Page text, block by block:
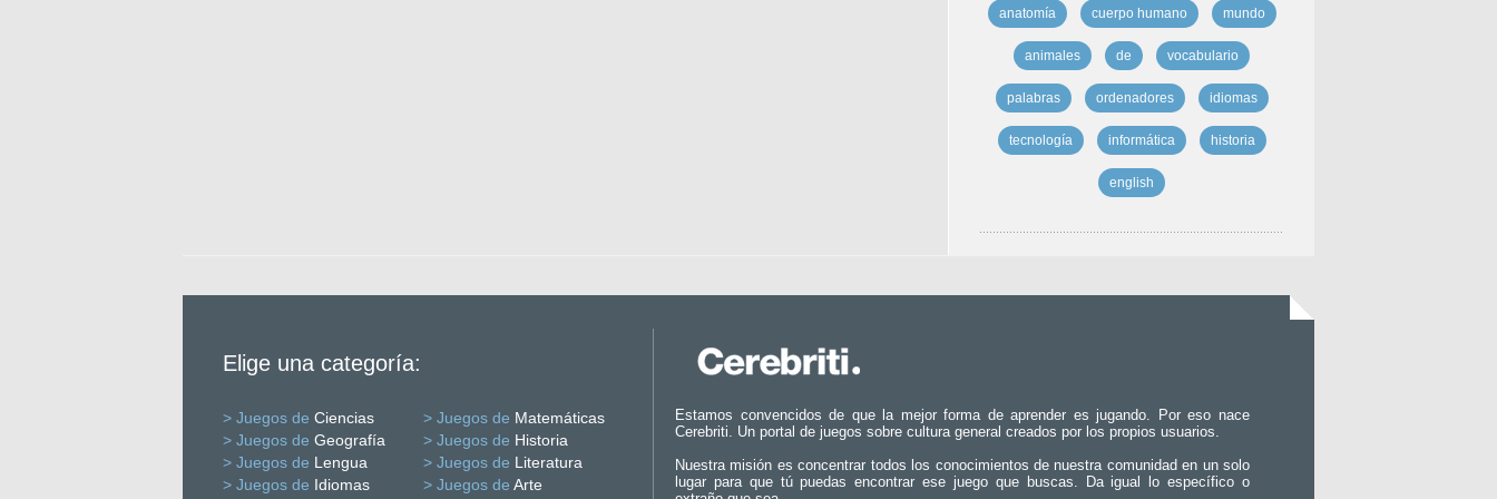
anatomía cuerpo humano mundo
animales de vocabulario
palabras ordenadores idiomas
tecnología informática historia
english
Elige una categoría:
> Juegos de Ciencias > Juegos de Matemáticas
> Juegos de Geografía > Juegos de Historia
> Juegos de Lengua > Juegos de Literatura
> Juegos de Idiomas > Juegos de Arte
Estamos convencidos de que la mejor forma de aprender es jugando. Por eso nace
Cerebriti. Un portal de juegos sobre cultura general creados por los propios usuarios.
Nuestra misión es concentrar todos los conocimientos de nuestra comunidad en un solo
lugar para que tú puedas encontrar ese juego que buscas. Da igual lo específico o